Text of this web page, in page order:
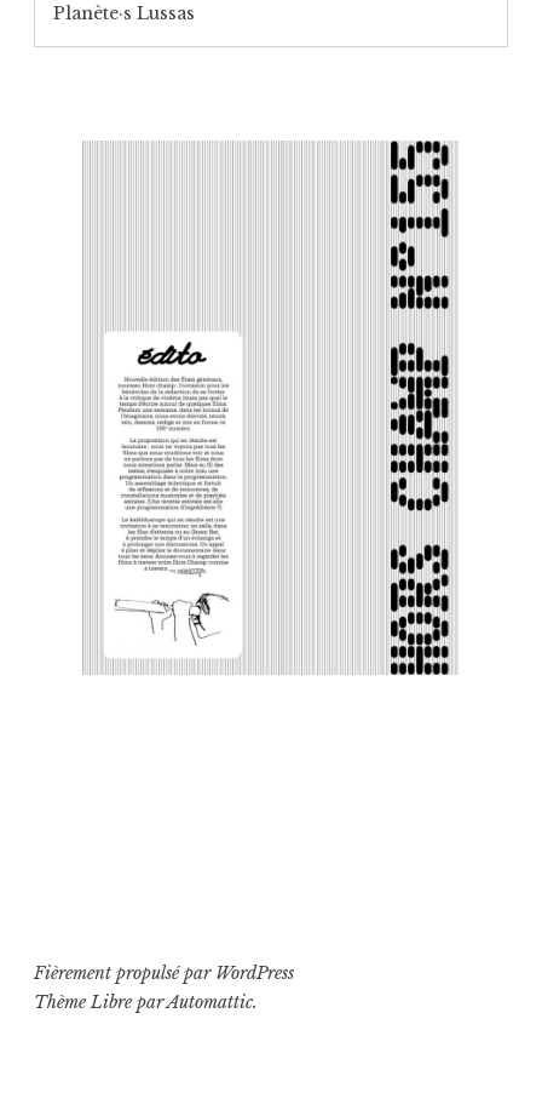
Planète·s Lussas
Fièrement propulsé par WordPress
Thème Libre parAutomattic.